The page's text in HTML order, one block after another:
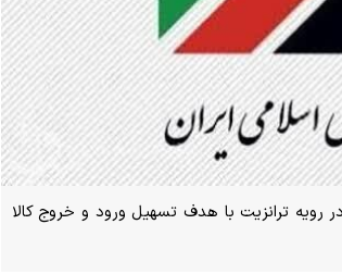
رویه ترانزیت با هدف تسهیل ورود و خروج کالا